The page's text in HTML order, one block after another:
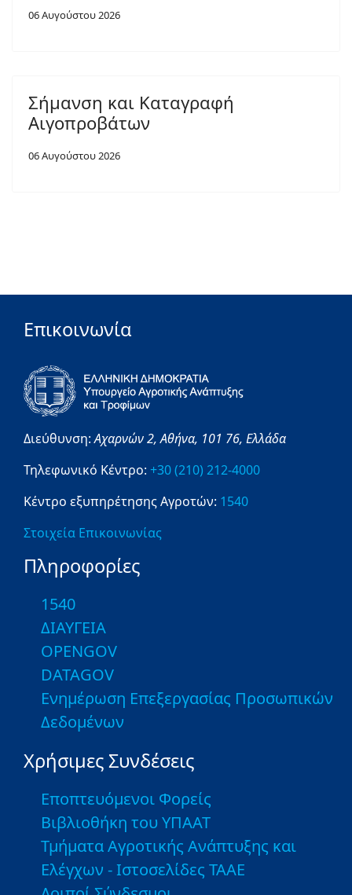
06 Αυγούστου 2026
Σήμανση και Καταγραφή
Αιγοπροβάτων
06 Αυγούστου 2026
Επικοινωνία
Διεύθυνση:Αχαρνών 2,Αθήνα, 101 76, Ελλάδα
Τηλεφωνικό Κέντρο: +30 (210) 212-4000
Κέντρο εξυπηρέτησης Αγροτών: 1540
Στοιχεία Επικοινωνίας
Πληροφορίες
1540
ΔΙΑΥΓΕΙΑ
OPENGOV
DATAGOV
Ενημέρωση Επεξεργασίας Προσωπικών
Δεδομένων
Χρήσιμες Συνδέσεις
Εποπτευόμενοι Φορείς
Βιβλιοθήκη του ΥΠΑΑΤ
Τμήματα Αγροτικής Ανάπτυξης και
Ελέγχων - Ιστοσελίδες ΤΑΑΕ